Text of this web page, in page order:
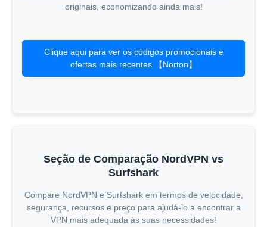
originais, economizando ainda mais!
Clique aqui para ver os códigos promocionais e
ofertas mais recentes 【Norton】
Seção de Comparação NordVPN vs
Surfshark
Compare NordVPN e Surfshark em termos de velocidade,
segurança, recursos e preço para ajudá-lo a encontrar a
VPN mais adequada às suas necessidades!